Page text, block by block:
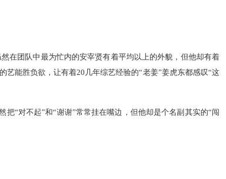
在团队中最为忙内的安宰贤有着平均以上的外貌，但他却有着
能胜负欲，让有着20几年综艺经验的“老姜”姜虎东都感叹“这
“对不起”和“谢谢”常常挂在嘴边，但他却是个名副其实的“闯